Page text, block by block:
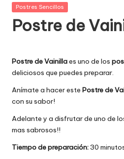
Publicada
Postres Sencillos
Postre de
Postre de Vainillaes uno de los
deliciosos que puedes preparar.
Anímate a hacer este Postre de
con su sabor!
Adelante y a disfrutar de uno de
mas sabrosos!!
Tiempo de preparación:30